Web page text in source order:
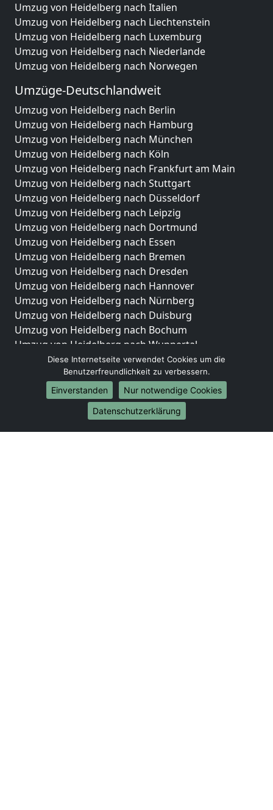
Umzug von Heidelberg nach Italien
Umzug von Heidelberg nach Liechtenstein
Umzug von Heidelberg nach Luxemburg
Umzug von Heidelberg nach Niederlande
Umzug von Heidelberg nach Norwegen
Umzüge-Deutschlandweit
Umzug von Heidelberg nach Berlin
Umzug von Heidelberg nach Hamburg
Umzug von Heidelberg nach München
Umzug von Heidelberg nach Köln
Umzug von Heidelberg nach Frankfurt am Main
Umzug von Heidelberg nach Stuttgart
Umzug von Heidelberg nach Düsseldorf
Umzug von Heidelberg nach Leipzig
Umzug von Heidelberg nach Dortmund
Umzug von Heidelberg nach Essen
Umzug von Heidelberg nach Bremen
Umzug von Heidelberg nach Dresden
Umzug von Heidelberg nach Hannover
Umzug von Heidelberg nach Nürnberg
Umzug von Heidelberg nach Duisburg
Umzug von Heidelberg nach Bochum
Umzug von Heidelberg nach Wuppertal
Umzug von Heidelberg nach Bielefeld
Umzug von Heidelberg nach Bonn
Umzug von Heidelberg nach Münster
Internationale-Umzüge
Umzug von Heidelberg nach Brasilien
Diese Internetseite verwendet Cookies um die
Benutzerfreundlichkeit zu verbessern.
Einverstanden
Nur notwendige Cookies
Datenschutzerklärung